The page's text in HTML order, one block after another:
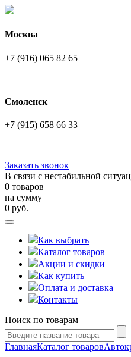
Москва
+7 (916) 065 82 65
Смоленск
+7 (915) 658 66 33
Заказать звонок
В связи с нестабильной
0 товаров
на сумму
0 руб.
Как выбрать
Каталог товаров
Акции и скидки
Как купить
Оплата и доставка
Контакты
Поиск по товарам
ГлавнаяКаталог товаров